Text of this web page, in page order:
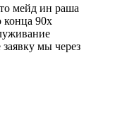
мейд ин раша
конца 90х
мы через